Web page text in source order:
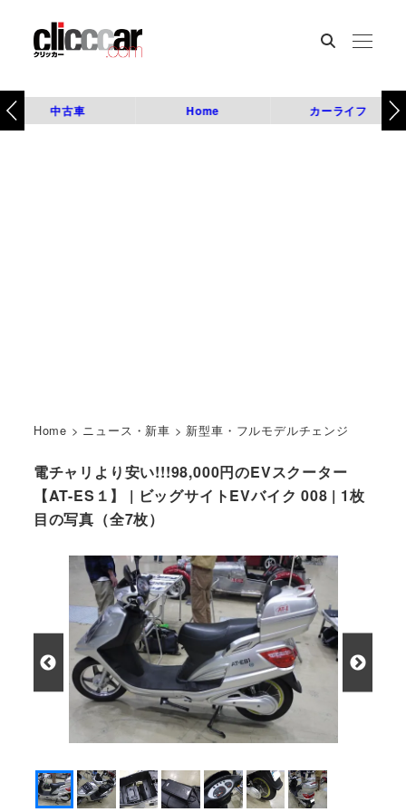
中古車 Home カーライフ
Home > ニュース・新車 > 新型車・フルモデルチェンジ
電チャリより安い!!!98,000円のEVスクーター
【AT-ES１】 | ビッグサイトEVバイク 008 | 1枚
目の写真（全7枚）